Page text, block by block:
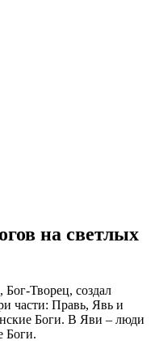
на светлых
Бог-Творец, создал
части: Правь, Явь и
Боги. В Яви – люди
Боги.